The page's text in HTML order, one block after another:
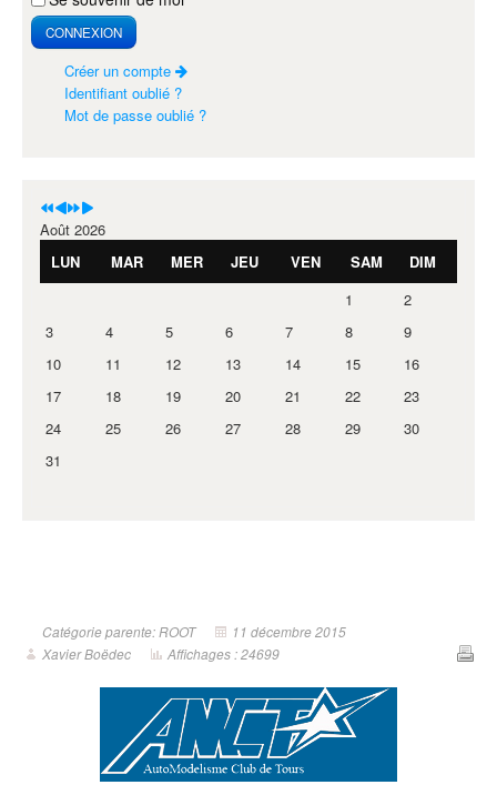
CONNEXION
Créer un compte
Identifiant oublié ?
Mot de passe oublié ?
Août 2026
LUN
MAR MER JEU VEN SAM
DIM
1
2
3
4 5 6 7 8
9
10
11 12 13 14 15
16
17
18 19 20 21 22
23
24
25 26 27 28 29
30
31
Catégorie parente: ROOT
11 décembre 2015
Xavier Boëdec
Affichages : 24699